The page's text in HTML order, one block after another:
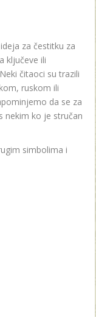
za čestitku za
ključeve ili
čitaoci su trazili
ruskom ili
da se za
nekim ko je stručan
simbolima i